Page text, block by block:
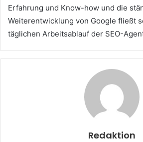
Erfahrung und Know-how und die
Weiterentwicklung von Google fließt
täglichen Arbeitsablauf der SEO-
Redaktion